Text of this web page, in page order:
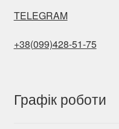
TELEGRAM
+38(099)428-51-75
Графік роботи